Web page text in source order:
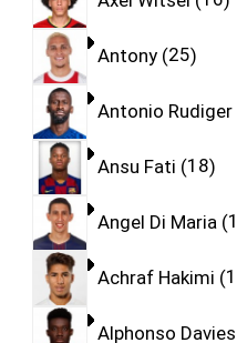
Antony 25
Antonio Rudiger
Ansu Fati 18
Angel Di Maria
Achraf Hakimi
Alphonso Davies